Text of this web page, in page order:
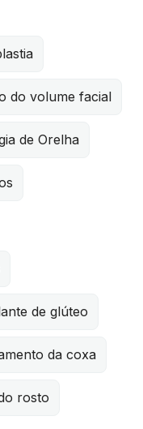
do volume facial
de Orelha
de glúteo
da coxa
rosto